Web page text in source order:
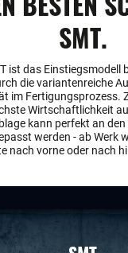
SMT.
ist das Einstiegsmodell
die variantenreiche
im Fertigungsprozess.
Wirtschaftlichkeit
kann perfekt an
werden - ab Werk
nach vorne oder nach